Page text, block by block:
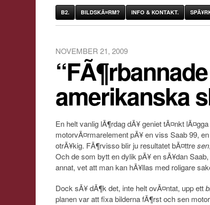
B2. BILDSKÃ¤RM? INFO & KONTAKT.
NOVEMBER 21, 2009
“FÃ¶rbannade
amerikanska
En helt vanlig lÃ¶rdag dÃ¥ geniet tÃ¤nkt
motorvÃ¤rmarelement pÃ¥ en viss Saab 99,
otrÃ¥kig. FÃ¶rvisso blir ju resultatet bÃ¤ttresen
Och de som bytt en dylik pÃ¥ en sÃ¥dan
annat, vet att man kan hÃ¥llas med roligare
Dock sÃ¥ dÃ¶k det, inte helt ovÃ¤ntat, upp ett
planen var att fixa bilderna fÃ¶rst och sen